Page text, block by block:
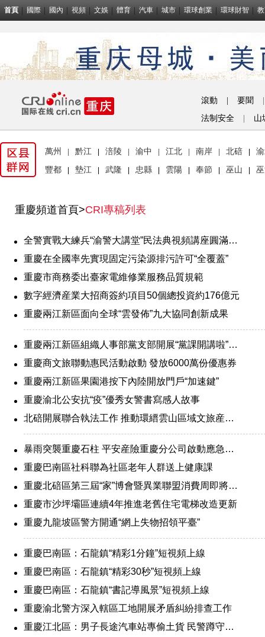
首頁 國際 國內 視頻 文娛 體育 汽車 城市 環球創業 環球財智
滾動 要聞
法制安全
山
萬州 黔江 涪陵 渝中 江北 南岸 北碚
豐都
墊江 武隆 忠縣 雲陽 奉節 巫山
重慶頻道首頁>CRI專稿列表
全警實戰大練兵“渝警大講堂”民法典視頻講座圓滿收官
重慶在全國率先實現固定污染源排污許可“全覆蓋”
重慶市商務委出臺家電維修業服務品質規範
數字經濟産業大招商簽約項目50個總投資約176億元
重慶兩江新區面向全球“雲發佈”九大協同創新成果
重慶兩江新區組織人事部黨支部開展“黨課開講啦”活動
重慶商文旅聯動惠民活動啟動 發放6000萬份優惠券
重慶兩江新區果園港按下內陸開放門戶“加速鍵”
重慶渝北公安抗“疫”優秀女警書寫感人故事
北碚開展聯合執法工作 推動環縉雲山區域文旅産業發展
暴雨突襲重慶石柱 平安産險重慶分公司啟動應急機制
重慶巴南區社科聯為社區老年人群送上健康課
重慶北碚區第三屆“家”博會暨異業聯盟消費周即將啟動
重慶市沙坪壩區連續4年推進老舊住宅電梯改造更新
重慶九龍坡區警方開通“網上失物招領平臺”
重慶巴南區：石龍鎮“精彩1分鐘”短視頻上線
重慶巴南區：石龍鎮“精彩30秒”短視頻上線
重慶巴南區：石龍鎮“書記導風景”短視頻上線
重慶渝北警方深入轄區工地開展矛盾糾紛排查工作
重慶江北區：男子長途汽車站專偷土貨 民警蹲守抓獲